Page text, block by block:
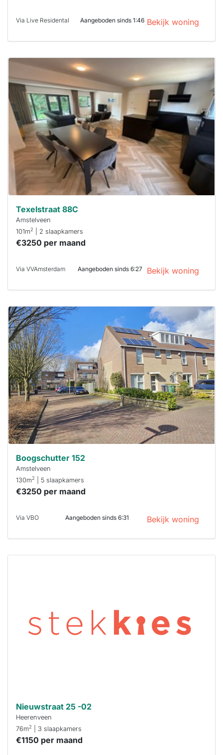
Via Live Residental Aangeboden sinds 1:46 Bekijk woning
Deze woning
is
waarschijnlijk
al verhuurd
Om kans te
maken moet je
binnen 15
minuten
reageren.
Stekkies helpt
je hierbij!
Texelstraat 88C
Amstelveen
101m2 | 2 slaapkamers
€3250 per maand
Via VVAmsterdam Aangeboden sinds 6:27 Bekijk woning
Deze woning
is
waarschijnlijk
al verhuurd
Om kans te
maken moet je
binnen 15
minuten
reageren.
Stekkies helpt
je hierbij!
Boogschutter 152
Amstelveen
130m2 | 5 slaapkamers
€3250 per maand
Via VBO Aangeboden sinds 6:31 Bekijk woning
binnen 15
minuten
reageren.
Stekkies helpt
Nieuwstraat 25 -02
Heerenveen
76m2 | 3 slaapkamers
€1150 per maand